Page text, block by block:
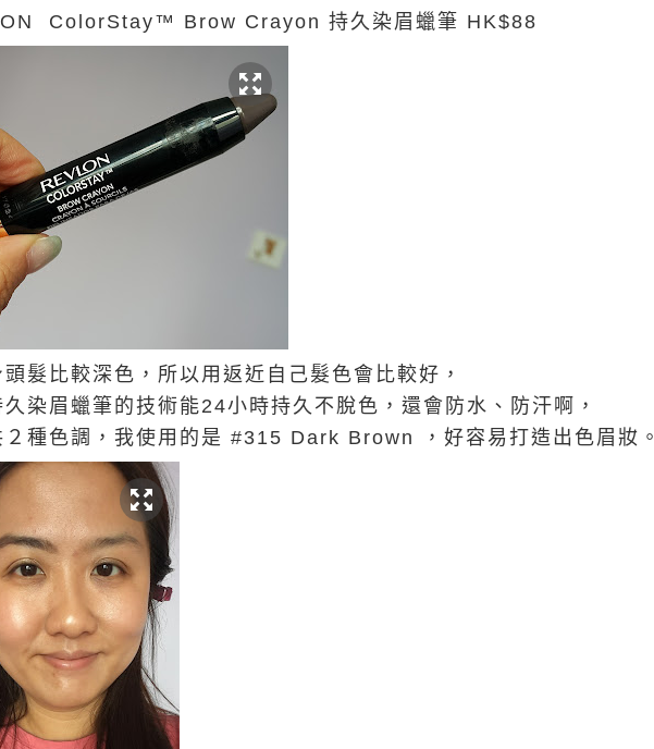
ColorStay™ Brow Crayon 持久染眉蠟筆 HK$88
頭髮比較深色，所以用返近自己髮色會比較好，
久染眉蠟筆的技術能24小時持久不脫色，還會防水、防汗啊，
２種色調，我使用的是 #315 Dark Brown ，好容易打造出色眉妝。